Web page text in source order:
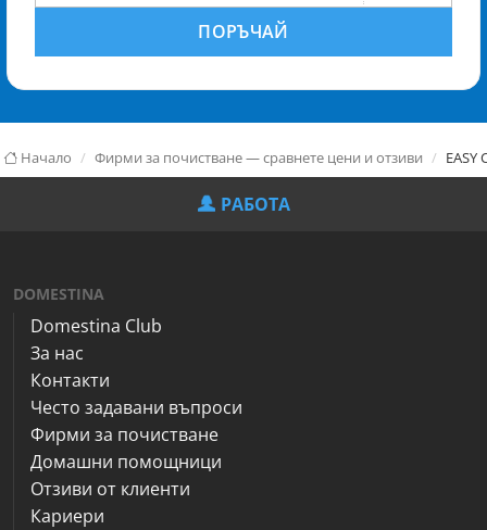
ПОРЪЧАЙ
Начало Фирми за почистване — сравнете цени и отзиви EASY
РАБОТА
DOMESTINA
Domestina Club
За нас
Контакти
Често задавани въпроси
Фирми за почистване
Домашни помощници
Отзиви от клиенти
Кариери